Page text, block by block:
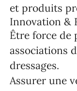
et produits
Innovation &
Être force de
associations
dressages.
Assurer une